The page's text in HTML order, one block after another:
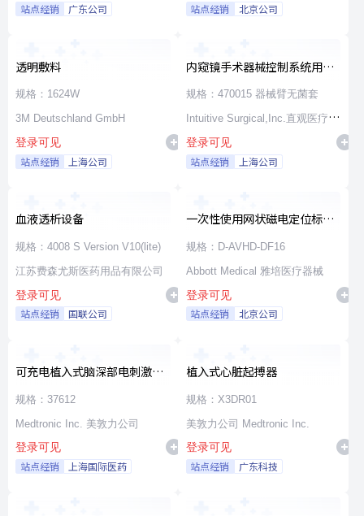
站点经销 广东公司 站点经销 北京公司
透明敷料
规格：1624W
3M Deutschland GmbH
登录可见
站点经销 上海公司
内窥镜手术器械控制系统用无
源器械和附件
规格：470015 器械臂无菌套
Intuitive Surgical,Inc.直观医疗公
司
登录可见
站点经销 上海公司
血液透析设备
规格：4008 S Version V10(lite)
江苏费森尤斯医药用品有限公司
登录可见
站点经销 国联公司
一次性使用网状磁电定位标测
导管
规格：D-AVHD-DF16
Abbott Medical 雅培医疗器械
登录可见
站点经销 北京公司
可充电植入式脑深部电刺激脉
冲发生器套件
规格：37612
Medtronic Inc. 美敦力公司
登录可见
站点经销 上海国际医药
植入式心脏起搏器
规格：X3DR01
美敦力公司 Medtronic Inc.
登录可见
站点经销 广东科技